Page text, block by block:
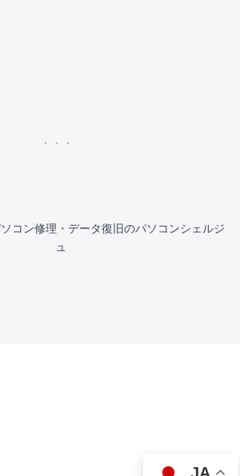
コン修理・データ復旧のパソコンシェルジ
ュ